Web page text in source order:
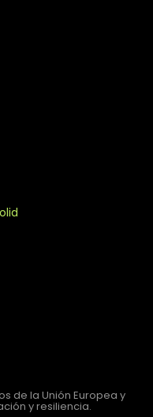
de la Unión Europea y
y resiliencia.